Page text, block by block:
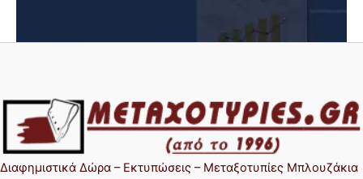
Διαφημιστικά Δώρα – Εκτυπώσεις – Μεταξοτυπίες Μπλουζάκια